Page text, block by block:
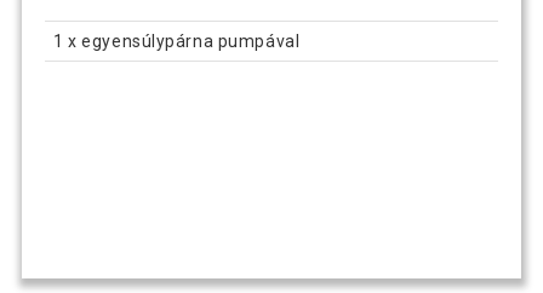
1 x egyensúlypárna pumpával